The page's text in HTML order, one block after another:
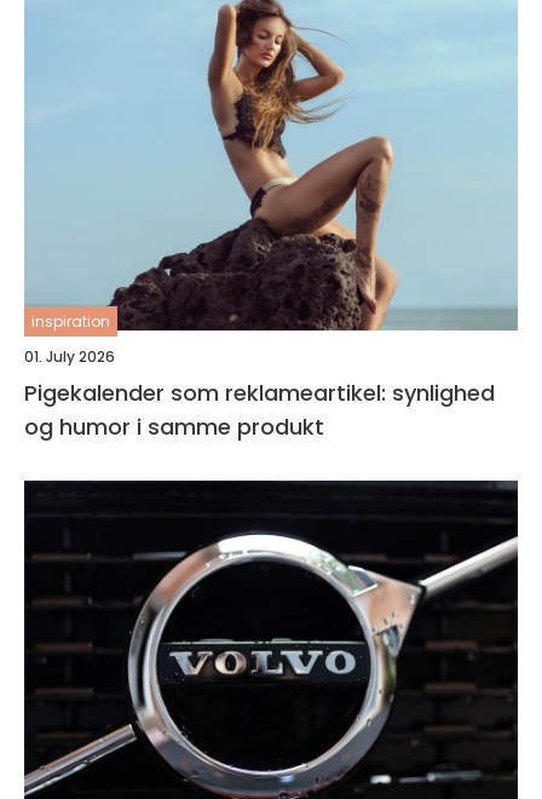
inspiration
01. July 2026
Pigekalender som reklameartikel: synlighed
og humor i samme produkt